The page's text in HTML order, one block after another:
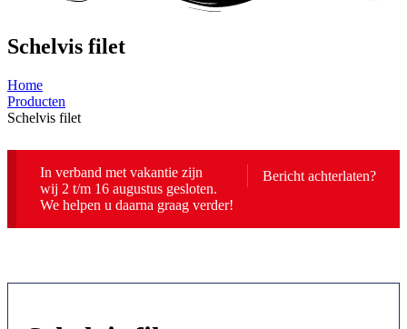
Schelvis filet
Home
Producten
Schelvis filet
Bericht achterlaten?
In verband met vakantie zijn
wij 2 t/m 16 augustus gesloten.
We helpen u daarna graag verder!